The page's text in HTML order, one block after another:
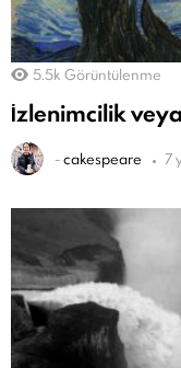
5.5k Görüntülenme
İzlenimcilik
-cakespeare 7